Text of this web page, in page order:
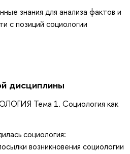
знания для анализа фактов и
с позиций социологии
дисциплины
Тема 1. Социология как
социология:
возникновения социологии